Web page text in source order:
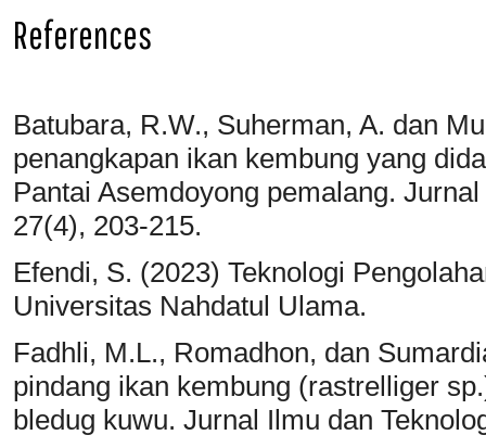
References
Batubara, R.W., Suherman, A. dan
penangkapan ikan kembung yang
Pantai Asemdoyong pemalang.
27(4), 203-215.
Efendi, S. (2023) Teknologi
Universitas Nahdatul Ulama.
Fadhli, M.L., Romadhon, dan
pindang ikan kembung (rastrelliger
bledug kuwu. Jurnal Ilmu dan